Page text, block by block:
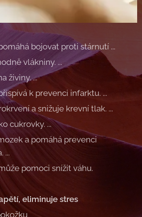
bojovat proti stárnutí ...
vlákniny. ...
živiny. ...
k prevenci infarktu. ...
a snižuje krevní tlak. ...
cukrovky. ...
a pomáhá prevenci
...
pomoci snížit váhu.
eliminuje stres